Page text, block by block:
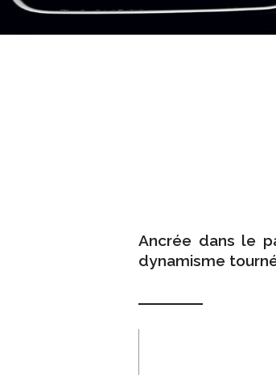
Ancrée dans le
dynamisme